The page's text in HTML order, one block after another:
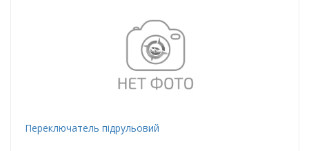
Переключатель підрульовий